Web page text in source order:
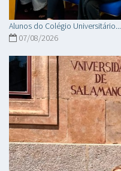
Alunos do Colégio Universitário...
07/08/2026